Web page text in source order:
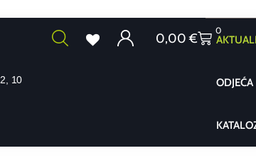
10
0,00€
0
ODJEĆA